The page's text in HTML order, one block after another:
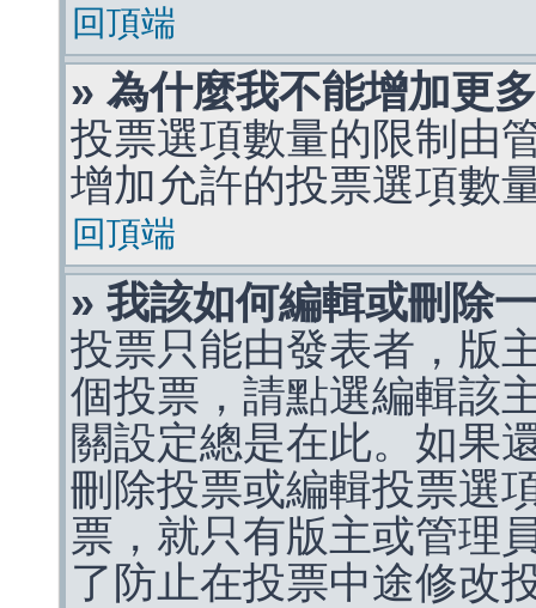
回頂端
» 為什麼我不能增加更
投票選項數量的限制由
增加允許的投票選項數
回頂端
» 我該如何編輯或刪除
投票只能由發表者，版
個投票，請點選編輯該
關設定總是在此。如果
刪除投票或編輯投票選
票，就只有版主或管理
了防止在投票中途修改